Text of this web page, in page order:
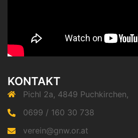
KONTAKT
Pichl 2a, 4849 Puchkirchen,
0699 / 160 30 738
verein@gnw.or.at